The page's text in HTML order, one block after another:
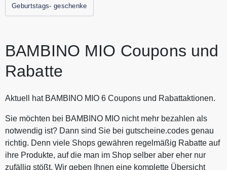
auf Gutscheine.codes.
Geburtstags- geschenke
BAMBINO MIO Coupons und
Rabatte
Aktuell hat BAMBINO MIO 6 Coupons und Rabattaktionen.
Sie möchten bei BAMBINO MIO nicht mehr bezahlen als
notwendig ist? Dann sind Sie bei gutscheine.codes genau
richtig. Denn viele Shops gewähren regelmäßig Rabatte auf
ihre Produkte, auf die man im Shop selber aber eher nur
zufällig stößt. Wir geben Ihnen eine komplette Übersicht